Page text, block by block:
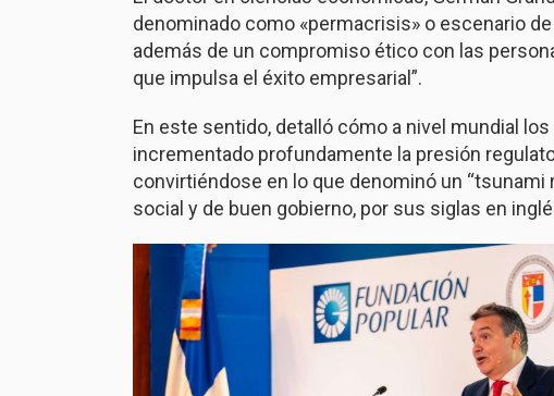
denominado como «permacrisis» o escenario
además de un compromiso ético con las
que impulsa el éxito empresarial”.
En este sentido, detalló cómo a nivel mundial
incrementado profundamente la presión
convirtiéndose en lo que denominó un “tsunami
social y de buen gobierno, por sus siglas en